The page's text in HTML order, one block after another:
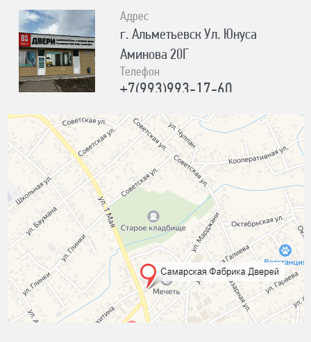
Адрес
г. Альметьевск Ул. Юнуса
Аминова 20Г
Телефон
+7(993)993-17-60
ПН-ПТ с 8:00 до 19:00; СБ,ВС с
8:00 до 18:00
Адрес
г. Лениногорск Ул. Шашина 26А
Телефон
+7(987)184-89-03
Время работы
ПН-ПТ с 8:00 до 17:00, СБ с 10:00
до 15:00, ВС-ВЫХОДНОЙ